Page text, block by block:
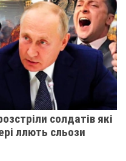
солдатів які
ллють сльози